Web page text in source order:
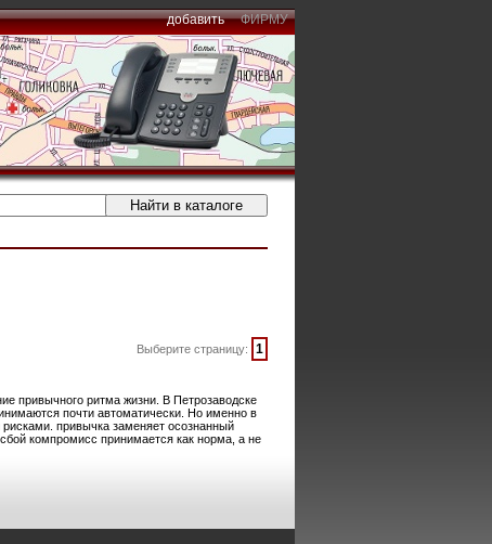
добавить ФИРМУ
Выберите страницу: 1
привычного ритма жизни. В Петрозаводске
почти автоматически. Но именно в
привычка заменяет осознанный
компромисс принимается как норма, а не